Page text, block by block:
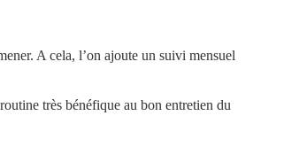
A cela, l’on ajoute un suivi mensuel
très bénéfique au bon entretien du